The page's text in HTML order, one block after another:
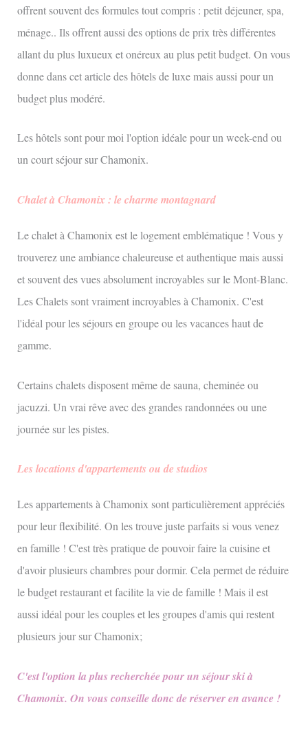
offrent souvent des formules tout compris : petit déjeuner, spa,
ménage.. Ils offrent aussi des options de prix très différentes
allant du plus luxueux et onéreux au plus petit budget. On vous
donne dans cet article des hôtels de luxe mais aussi pour un
budget plus modéré.
Les hôtels sont pour moi l'option idéale pour un week-end ou
un court séjour sur Chamonix.
Chalet à Chamonix : le charme montagnard
Le chalet à Chamonix est le logement emblématique ! Vous y
trouverez une ambiance chaleureuse et authentique mais aussi
et souvent des vues absolument incroyables sur le Mont-Blanc.
Les Chalets sont vraiment incroyables à Chamonix. C'est
l'idéal pour les séjours en groupe ou les vacances haut de
gamme.
Certains chalets disposent même de sauna, cheminée ou
jacuzzi. Un vrai rêve avec des grandes randonnées ou une
journée sur les pistes.
Les locations d'appartements ou de studios
Les appartements à Chamonix sont particulièrement appréciés
pour leur flexibilité. On les trouve juste parfaits si vous venez
en famille ! C'est très pratique de pouvoir faire la cuisine et
d'avoir plusieurs chambres pour dormir. Cela permet de réduire
le budget restaurant et facilite la vie de famille ! Mais il est
aussi idéal pour les couples et les groupes d'amis qui restent
plusieurs jour sur Chamonix;
C'est l'option la plus recherchée pour un séjour ski à
Chamonix. On vous conseille donc de réserver en avance !